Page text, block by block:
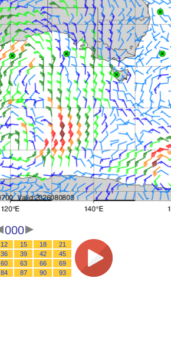
000
12 15 18
21
36 39 42
45
60 63 66
69
84 87 90 93